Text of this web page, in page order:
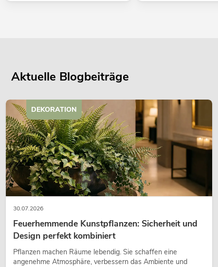
Aktuelle Blogbeiträge
30.07.2026
Feuerhemmende Kunstpflanzen: Sicherheit und
Design perfekt kombiniert
Pflanzen machen Räume lebendig. Sie schaffen eine
angenehme Atmosphäre, verbessern das Ambiente und
DEKORATION